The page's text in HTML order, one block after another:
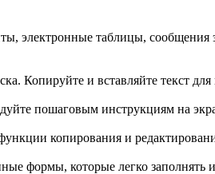
электронные таблицы,
и вставляйте текст для
пошаговым инструкциям на
копирования и
формы, которые легко заполнять